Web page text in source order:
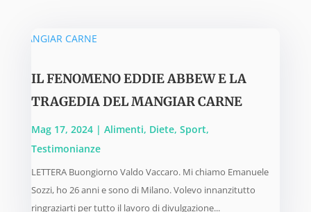
IL FENOMENO EDDIE ABBEW E LA
TRAGEDIA DEL MANGIAR CARNE
Mag 17, 2024| Alimenti, Diete, Sport,
Testimonianze
LETTERA Buongiorno Valdo Vaccaro. Mi chiamo Emanuele
Sozzi, ho 26 anni e sono di Milano. Volevo innanzitutto
ringraziarti per tutto il lavoro di divulgazione...